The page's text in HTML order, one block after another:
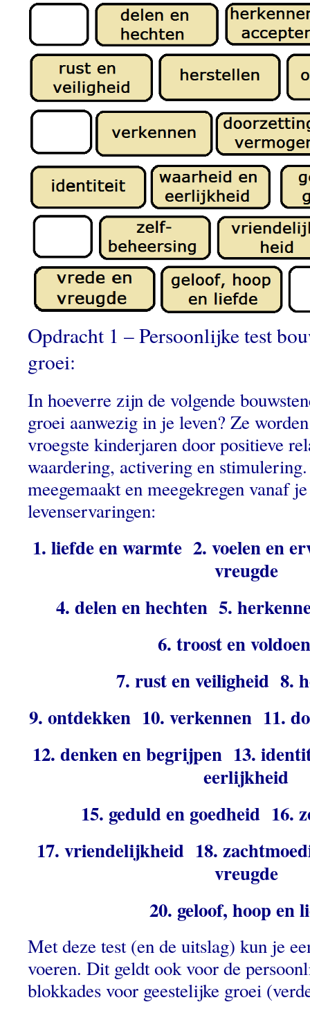
Opdracht 1 – Persoonlijke test
groei:
In hoeverre zijn de volgende
groei aanwezig in je leven? Ze
vroegste kinderjaren door positieve
waardering, activering en
meegemaakt en meegekregen vanaf
levenservaringen:
1. liefde en warmte 2. voelen en
vreugde
4. delen en hechten 5.
6. troost en
7. rust en veiligheid 8.
9. ontdekken 10. verkennen 11.
12. denken en begrijpen 13.
eerlijkheid
15. geduld en goedheid 16.
17. vriendelijkheid 18.
vreugde
20. geloof, hoop en
Met deze test (en de uitslag) kun je
voeren. Dit geldt ook voor de
blokkades voor geestelijke groei